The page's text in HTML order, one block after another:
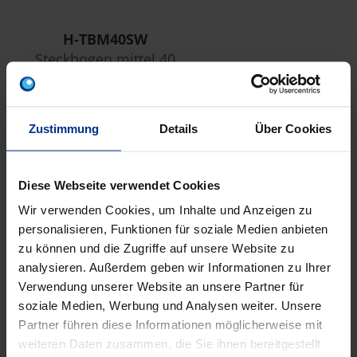
Zustimmung Details Über Cookies
Diese Webseite verwendet Cookies
Wir verwenden Cookies, um Inhalte und Anzeigen zu
personalisieren, Funktionen für soziale Medien anbieten
zu können und die Zugriffe auf unsere Website zu
analysieren. Außerdem geben wir Informationen zu Ihrer
Verwendung unserer Website an unsere Partner für
soziale Medien, Werbung und Analysen weiter. Unsere
Partner führen diese Informationen möglicherweise mit
weiteren Daten zusammen, die Sie ihnen bereitgestellt
H-TBM40SW
Steckbogen mittel 40
Auf Holz Ja
Aufputz Ja
Ausführung
flammwidrig
Ja